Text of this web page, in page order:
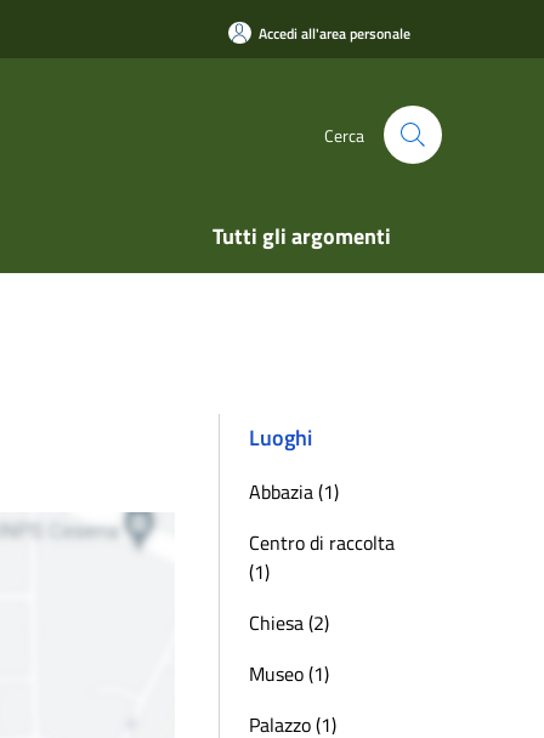
Accedi all'area personale
Cerca
Tutti gli argomenti
Luoghi
Abbazia (1)
Centro di raccolta
(1)
Chiesa (2)
Museo (1)
Palazzo (1)